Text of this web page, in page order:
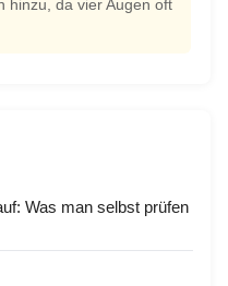
hinzu, da vier Augen oft
Was man selbst prüfen